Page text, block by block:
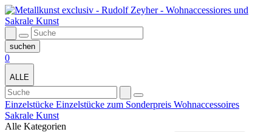
0
ALLE
Einzelstücke Einzelstücke zum Sonderpreis Wohnaccessoires
Sakrale Kunst
Alle Kategorien